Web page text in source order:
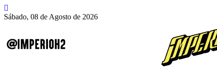
Sábado, 08 de Agosto de 2026